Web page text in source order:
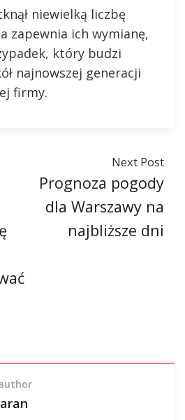
niewielką liczbę
zapewnia ich wymianę,
który budzi
najnowszej generacji
firmy.
Next Post
Prognoza pogody
dla Warszawy na
najbliższe dni